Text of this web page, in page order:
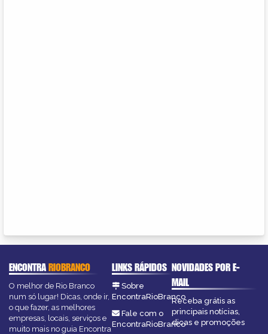
ENCONTRARIOBRANCO
O melhor de Rio Branco
num só lugar! Dicas, onde ir,
o que fazer, as melhores
empresas, locais, serviços e
muito mais no guia Encontra
LINKS RÁPIDOS
Sobre
EncontraRioBranco
Fale com o
EncontraRioBranco
NOVIDADES POR E-
MAIL
Receba grátis as
principais notícias,
dicas e promoções